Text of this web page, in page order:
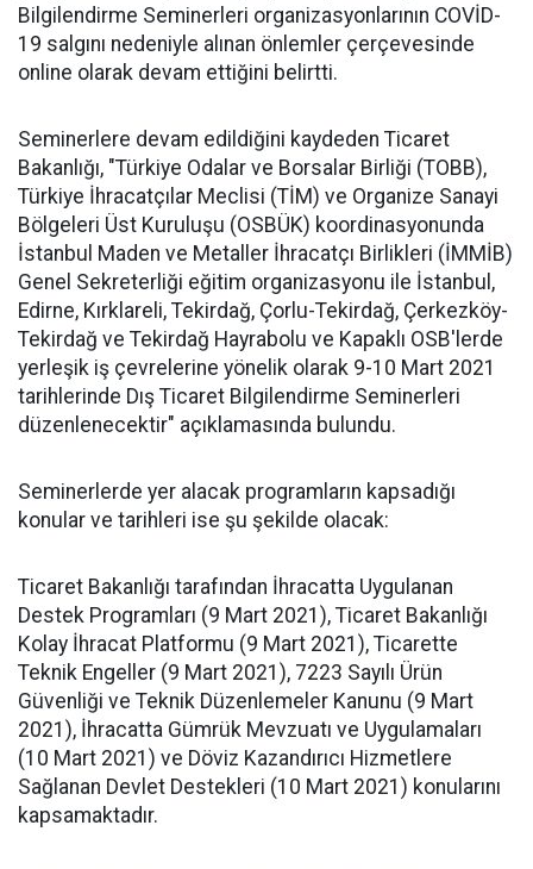
Bilgilendirme Seminerleri organizasyonlarının COVİD-
19 salgını nedeniyle alınan önlemler çerçevesinde
online olarak devam ettiğini belirtti.
Seminerlere devam edildiğini kaydeden Ticaret
Bakanlığı, "Türkiye Odalar ve Borsalar Birliği (TOBB),
Türkiye İhracatçılar Meclisi (TİM) ve Organize Sanayi
Bölgeleri Üst Kuruluşu (OSBÜK) koordinasyonunda
İstanbul Maden ve Metaller İhracatçı Birlikleri (İMMİB)
Genel Sekreterliği eğitim organizasyonu ile İstanbul,
Edirne, Kırklareli, Tekirdağ, Çorlu-Tekirdağ, Çerkezköy-
Tekirdağ ve Tekirdağ Hayrabolu ve Kapaklı OSB'lerde
yerleşik iş çevrelerine yönelik olarak 9-10 Mart 2021
tarihlerinde Dış Ticaret Bilgilendirme Seminerleri
düzenlenecektir" açıklamasında bulundu.
Seminerlerde yer alacak programların kapsadığı
konular ve tarihleri ise şu şekilde olacak:
Ticaret Bakanlığı tarafından İhracatta Uygulanan
Destek Programları (9 Mart 2021), Ticaret Bakanlığı
Kolay İhracat Platformu (9 Mart 2021), Ticarette
Teknik Engeller (9 Mart 2021), 7223 Sayılı Ürün
Güvenliği ve Teknik Düzenlemeler Kanunu (9 Mart
2021), İhracatta Gümrük Mevzuatı ve Uygulamaları
(10 Mart 2021) ve Döviz Kazandırıcı Hizmetlere
Sağlanan Devlet Destekleri (10 Mart 2021) konularını
kapsamaktadır.